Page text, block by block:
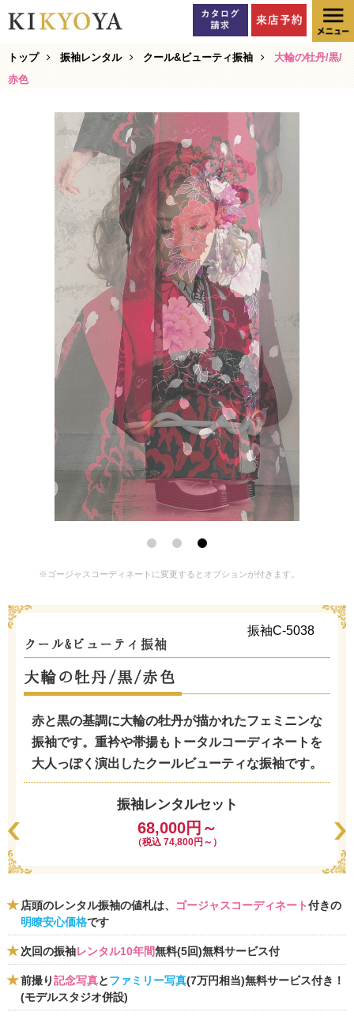
トップ 振袖レンタル クール&ビューティ振袖
大輪の牡丹/黒/
赤色
※ゴージャスコーディネートに変更するとオプションが付きます。
振袖C-5038
クール&ビューティ振袖
大輪の牡丹/黒/赤色
赤と黒の基調に大輪の牡丹が描かれたフェミニンな
振袖です。重衿や帯揚もトータルコーディネートを
大人っぽく演出したクールビューティな振袖です。
振袖レンタルセット
68,000円～
（税込 74,800円～）
店頭のレンタル振袖の値札は、 ゴージャスコーディネート付きの
明瞭安心価格です
次回の振袖レンタル10年間無料(5回)無料サービス付
前撮り記念写真とファミリー写真(7万円相当)無料サービス付き！
(モデルスタジオ併設)